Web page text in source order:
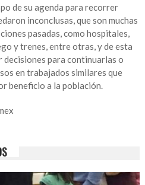
de su agenda para recorrer
inconclusas, que son muchas
pasadas, como hospitales,
y trenes, entre otras, y de esta
decisiones para continuarlas o
en trabajados similares que
beneficio a la población.